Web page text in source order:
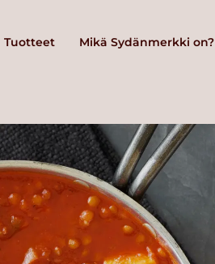
Tuotteet Mikä Sydänmerkki on?